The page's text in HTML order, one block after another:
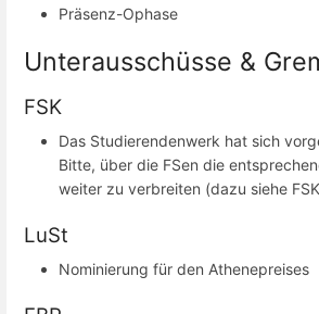
Präsenz-Ophase
Unterausschüsse &
FSK
Das Studierendenwerk hat sich
Bitte, über die FSen die
weiter zu verbreiten (dazu siehe
LuSt
Nominierung für den Athenepreises